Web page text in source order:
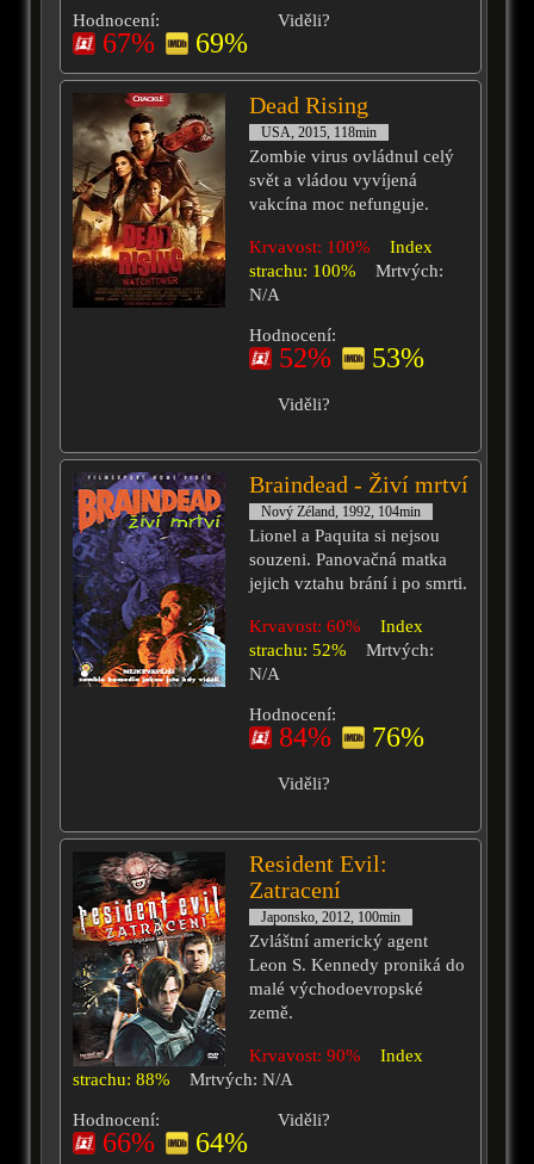
Hodnocení:
67% 69%
Viděli?
Dead Rising
USA, 2015, 118min
Zombie virus ovládnul celý
svět a vládou vyvíjená
vakcína moc nefunguje.
Krvavost: 100%
Index
strachu: 100%
Mrtvých:
N/A
Hodnocení:
52% 53%
Viděli?
Braindead - Živí mrtví
Nový Zéland, 1992, 104min
Lionel a Paquita si nejsou
souzeni. Panovačná matka
jejich vztahu brání i po smrti.
Krvavost: 60%
Index
strachu: 52%
Mrtvých:
N/A
Hodnocení:
84% 76%
Viděli?
Resident Evil:
Zatracení
Japonsko, 2012, 100min
Zvláštní americký agent
Leon S. Kennedy proniká do
malé východoevropské
země.
Krvavost: 90%
Index
strachu: 88%
Mrtvých: N/A
Hodnocení:
66% 64%
Viděli?